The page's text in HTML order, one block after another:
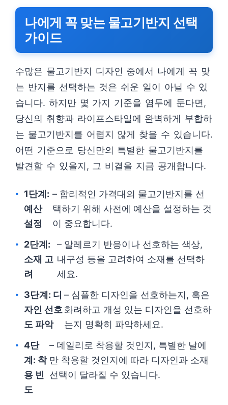
나에게 꼭 맞는 물고기반지 선택
가이드
수많은 물고기반지 디자인 중에서 나에게 꼭 맞
는 반지를 선택하는 것은 쉬운 일이 아닐 수 있
습니다. 하지만 몇 가지 기준을 염두에 둔다면,
당신의 취향과 라이프스타일에 완벽하게 부합하
는 물고기반지를 어렵지 않게 찾을 수 있습니다.
어떤 기준으로 당신만의 특별한 물고기반지를
발견할 수 있을지, 그 비결을 지금 공개합니다.
1단계:
예산
설정
– 합리적인 가격대의 물고기반지를 선
택하기 위해 사전에 예산을 설정하는 것
이 중요합니다.
2단계:
소재 고
려
– 알레르기 반응이나 선호하는 색상,
내구성 등을 고려하여 소재를 선택하
세요.
3단계: 디
자인 선호
도 파악
– 심플한 디자인을 선호하는지, 혹은
화려하고 개성 있는 디자인을 선호하
는지 명확히 파악하세요.
4단
계: 착
용 빈
도
– 데일리로 착용할 것인지, 특별한 날에
만 착용할 것인지에 따라 디자인과 소재
선택이 달라질 수 있습니다.